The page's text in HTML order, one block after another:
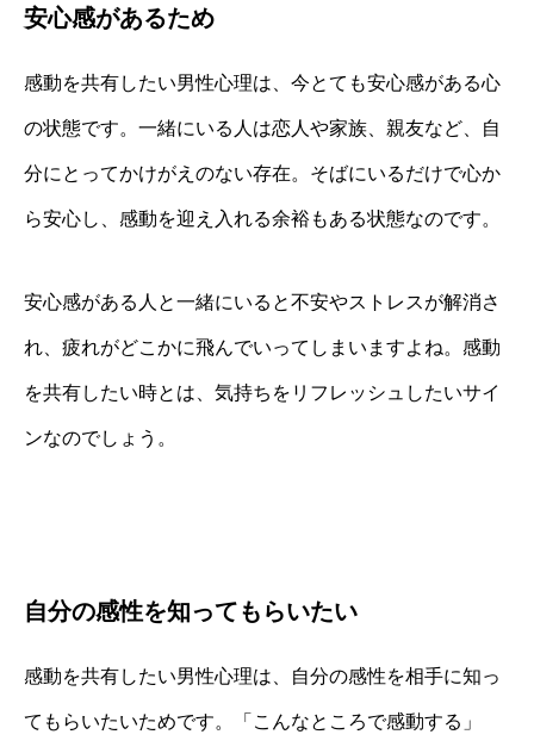
安心感があるため
感動を共有したい男性心理は、今とても安心感がある心
の状態です。一緒にいる人は恋人や家族、親友など、自
分にとってかけがえのない存在。そばにいるだけで心か
ら安心し、感動を迎え入れる余裕もある状態なのです。
安心感がある人と一緒にいると不安やストレスが解消さ
れ、疲れがどこかに飛んでいってしまいますよね。感動
を共有したい時とは、気持ちをリフレッシュしたいサイ
ンなのでしょう。
自分の感性を知ってもらいたい
感動を共有したい男性心理は、自分の感性を相手に知っ
てもらいたいためです。「こんなところで感動する」